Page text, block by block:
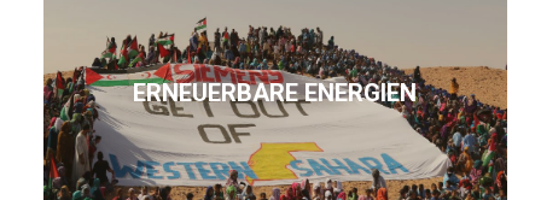
ERNEUERBARE ENERGIEN